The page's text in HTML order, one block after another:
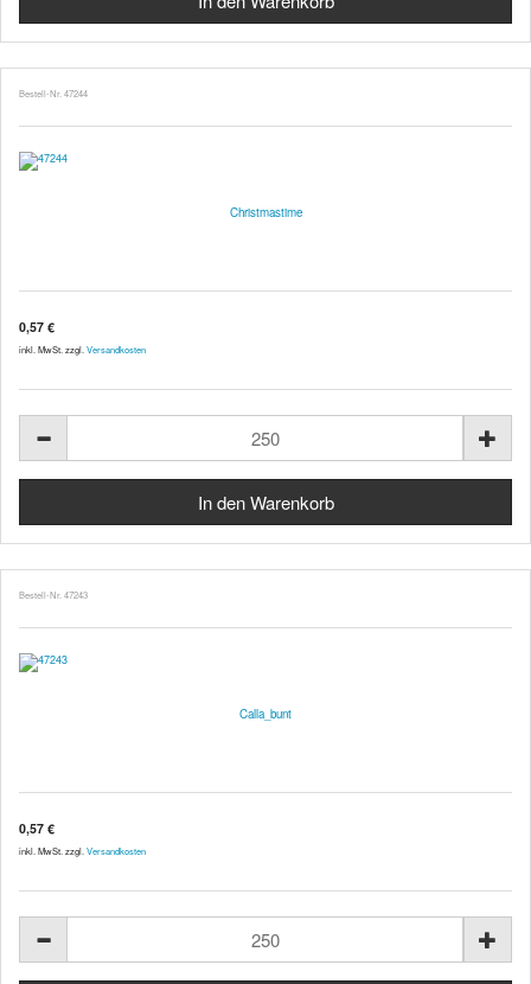
Bestell-Nr. 47244
Christmastime
0,57 €
inkl. MwSt. zzgl. Versandkosten
Bestell-Nr. 47243
Calla_bunt
0,57 €
inkl. MwSt. zzgl. Versandkosten